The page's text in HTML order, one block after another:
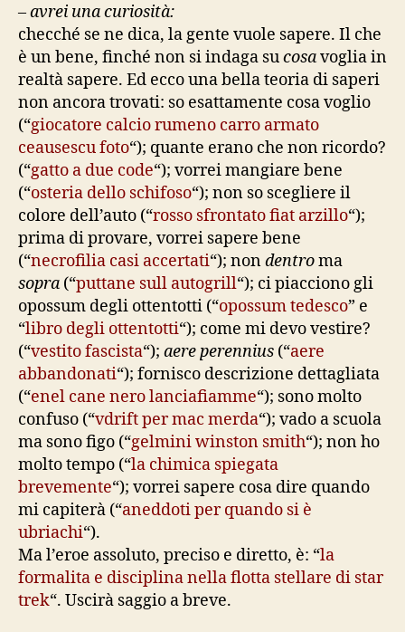
–avrei una curiosità:
checché se ne dica, la gente vuole sapere. Il che
è un bene, finché non si indaga sucosavoglia in
realtà sapere. Ed ecco una bella teoria di saperi
non ancora trovati: so esattamente cosa voglio
(“giocatore calcio rumeno carro armato
ceausescu foto“); quante erano che non ricordo?
(“gatto a due code“); vorrei mangiare bene
(“osteria dello schifoso“); non so scegliere il
colore dell’auto (“rosso sfrontato fiat arzillo“);
prima di provare, vorrei sapere bene
(“necrofilia casi accertati“); nondentroma
sopra (“puttane sull autogrill“); ci piacciono gli
opossum degli ottentotti (“opossum tedesco” e
“libro degli ottentotti“); come mi devo vestire?
(“vestito fascista“); aere perennius (“aere
abbandonati“); fornisco descrizione dettagliata
(“enel cane nero lanciafiamme“); sono molto
confuso (“vdrift per mac merda“); vado a scuola
ma sono figo (“gelmini winston smith“); non ho
molto tempo (“la chimica spiegata
brevemente“); vorrei sapere cosa dire quando
mi capiterà (“aneddoti per quando si è
ubriachi“).
Ma l’eroe assoluto, preciso e diretto, è: “la
formalita e disciplina nella flotta stellare di star
trek“. Uscirà saggio a breve.